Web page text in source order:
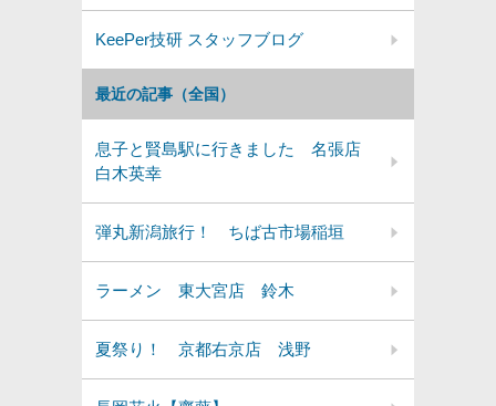
最近の記事（全国）
息子と賢島駅に行きました 名張店
白木英幸
弾丸新潟旅行！ ちば古市場稲垣
ラーメン 東大宮店 鈴木
夏祭り！ 京都右京店 浅野
KeePer技研 スタッフブログ